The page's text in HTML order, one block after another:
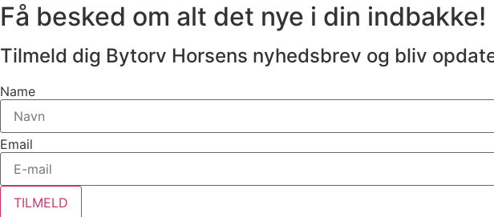
Få besked om alt det nye i din indbakke!
Tilmeld dig Bytorv Horsens nyhedsbrev og bliv
Name
Email
TILMELD